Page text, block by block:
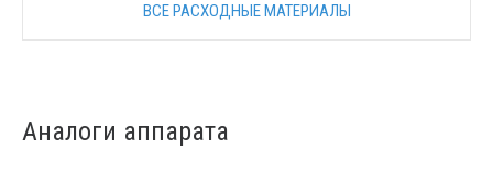
ВСЕ РАСХОДНЫЕ МАТЕРИАЛЫ
Аналоги аппарата